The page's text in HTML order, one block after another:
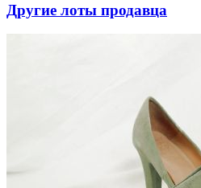
Другие лоты продавца